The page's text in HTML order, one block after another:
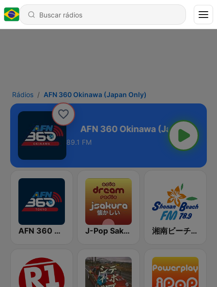
Rádios AFN 360 Okinawa (Japan Only)
Only)
89.1 FM
AFN 360 Tokyo (Japan Only) J-Pop Sakura 懐かしい 湘南ビーチFM (Shonan Beach FM)